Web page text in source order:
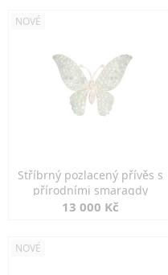
NOVÉ
Stříbrný pozlacený přívěs s
přírodními smaragdy
13 000 Kč
NOVÉ